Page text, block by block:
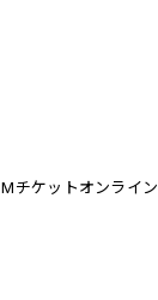
Mチケットオンライン